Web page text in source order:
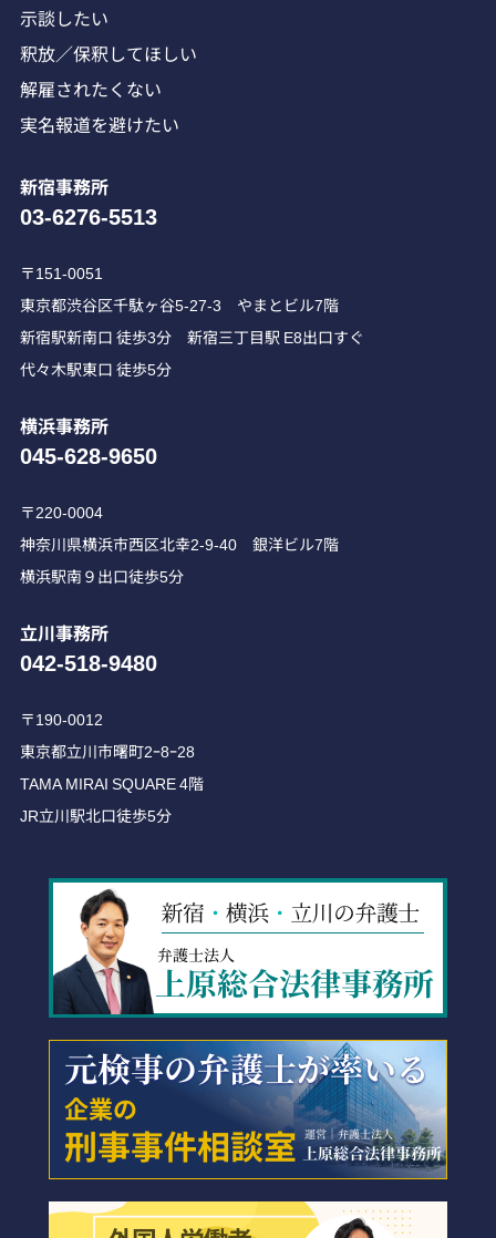
示談したい
釈放／保釈してほしい
解雇されたくない
実名報道を避けたい
新宿事務所
03-6276-5513
〒151-0051
東京都渋谷区千駄ヶ谷5-27-3 やまとビル7階
新宿駅新南口 徒歩3分 新宿三丁目駅 E8出口すぐ
代々木駅東口 徒歩5分
横浜事務所
045-628-9650
〒220-0004
神奈川県横浜市西区北幸2-9-40 銀洋ビル7階
横浜駅南９出口徒歩5分
立川事務所
042-518-9480
〒190-0012
東京都立川市曙町2ｰ8ｰ28
TAMA MIRAI SQUARE 4階
JR立川駅北口徒歩5分